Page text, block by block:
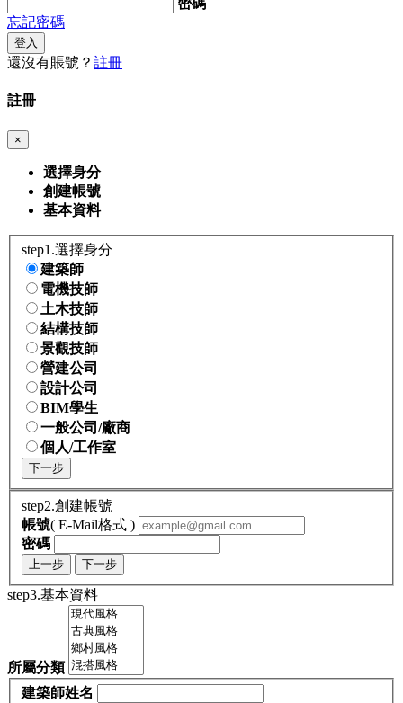
密碼
忘記密碼
登入
還沒有賬號？ 註冊
註冊
×
選擇身分
創建帳號
基本資料
step1.選擇身分
建築師
電機技師
土木技師
結構技師
景觀技師
營建公司
設計公司
BIM學生
一般公司/廠商
個人/工作室
下一步
step2.創建帳號
帳號( E-Mail格式 )
密碼
上一步 下一步
step3.基本資料
所屬分類
建築師姓名